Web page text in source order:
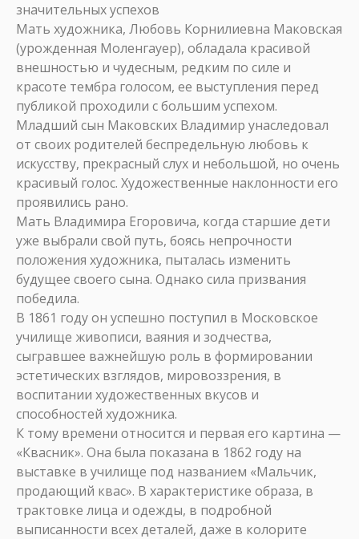
значительных успехов
Мать художника, Любовь Корнилиевна Маковская
(урожденная Моленгауер), обладала красивой
внешностью и чудесным, редким по силе и
красоте тембра голосом, ее выступления перед
публикой проходили с большим успехом.
Младший сын Маковских Владимир унаследовал
от своих родителей беспредельную любовь к
искусству, прекрасный слух и небольшой, но очень
красивый голос. Художественные наклонности его
проявились рано.
Мать Владимира Егоровича, когда старшие дети
уже выбрали свой путь, боясь непрочности
положения художника, пыталась изменить
будущее своего сына. Однако сила призвания
победила.
В 1861 году он успешно поступил в Московское
училище живописи, ваяния и зодчества,
сыгравшее важнейшую роль в формировании
эстетических взглядов, мировоззрения, в
воспитании художественных вкусов и
способностей художника.
К тому времени относится и первая его картина —
«Квасник». Она была показана в 1862 году на
выставке в училище под названием «Мальчик,
продающий квас». В характеристике образа, в
трактовке лица и одежды, в подробной
выписанности всех деталей, даже в колорите